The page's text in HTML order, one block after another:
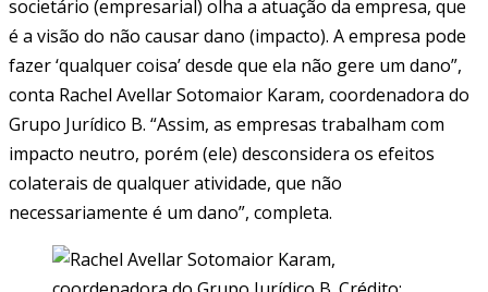
societário (empresarial) olha a atuação da empresa, que
é a visão do não causar dano (impacto). A empresa pode
fazer ‘qualquer coisa’ desde que ela não gere um dano”,
conta Rachel Avellar Sotomaior Karam, coordenadora do
Grupo Jurídico B. “Assim, as empresas trabalham com
impacto neutro, porém (ele) desconsidera os efeitos
colaterais de qualquer atividade, que não
necessariamente é um dano”, completa.